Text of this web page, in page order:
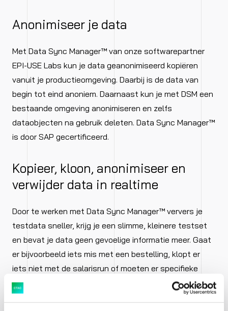
Anonimiseer je data
Met Data Sync Manager™ van onze softwarepartner
EPI-USE Labs kun je data geanonimiseerd kopiëren
vanuit je productieomgeving. Daarbij is de data van
begin tot eind anoniem. Daarnaast kun je met DSM een
bestaande omgeving anonimiseren en zelfs
dataobjecten na gebruik deleten. Data Sync Manager™
is door SAP gecertificeerd.
Kopieer, kloon, anonimiseer en
verwijder data in realtime
Door te werken met Data Sync Manager™ ververs je
testdata sneller, krijg je een slimme, kleinere testset
en bevat je data geen gevoelige informatie meer. Gaat
er bijvoorbeeld iets mis met een bestelling, klopt er
iets niet met de salarisrun of moeten er specifieke
testgevallen herhaald worden? Met Data Sync
Manager™ kopieer, kloon, anonimiseer en verwijder je